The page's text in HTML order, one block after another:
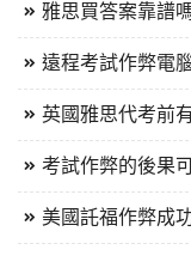
雅思買答案靠譜
遠程考試作弊電
英國雅思代考前
考試作弊的後果
美國託福作弊成